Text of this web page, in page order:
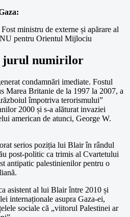
ministru de externe și apărare al
pentru Orientul Mijlociu
jurul numirilor
condamnări imediate. Fostul
Marea Britanie de la 1997 la 2007, a
împotriva terorismului”
2000 și s-a alăturat invaziei
american de atunci, George W.
serios poziția lui Blair în rândul
post-politic ca trimis al Cvartetului
antipatic palestinienilor pentru o
asistent al lui Blair între 2010 și
internaționale asupra Gaza-ei,
sociale că „viitorul Palestinei ar